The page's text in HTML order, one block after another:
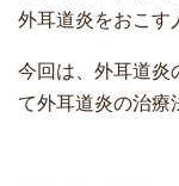
外耳道炎をおこす
今回は、外耳道炎
て外耳道炎の治療